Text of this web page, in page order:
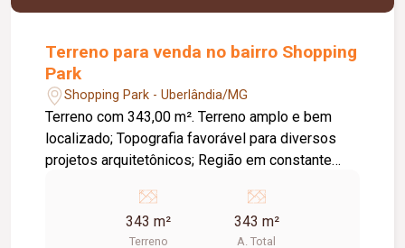
Terreno para venda no bairro Shopping
Park
Shopping Park - Uberlândia/MG
Terreno com 343,00 m². Terreno amplo e bem
localizado; Topografia favorável para diversos
projetos arquitetônicos; Região em constante
investimento; Fácil acesso às principais vias da
cidade; Próximo a comércios, escolas,
343 m²
Terreno
343 m²
A. Total